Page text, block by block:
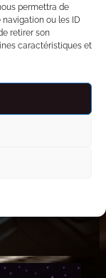
permettra de
ou les ID
retirer son
caractéristiques et
vous